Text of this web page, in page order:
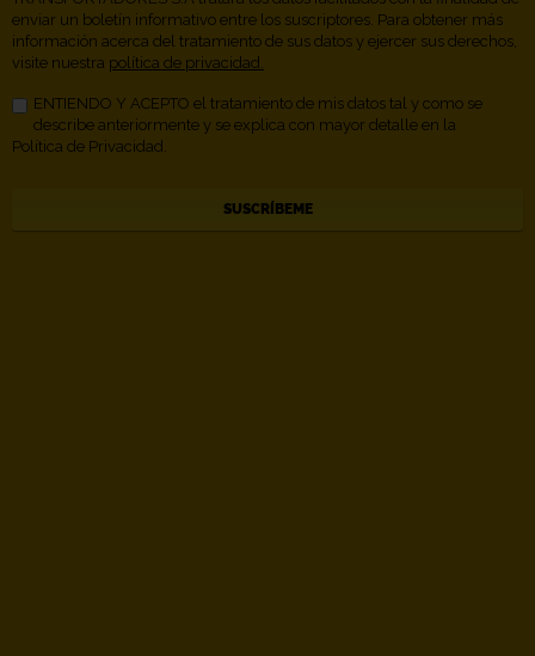
enviar un boletín informativo entre los suscriptores. Para obtener más
información acerca del tratamiento de sus datos y ejercer sus derechos,
visite nuestra política de privacidad.
ENTIENDO Y ACEPTO el tratamiento de mis datos tal y como se
describe anteriormente y se explica con mayor detalle en la
Política de Privacidad.